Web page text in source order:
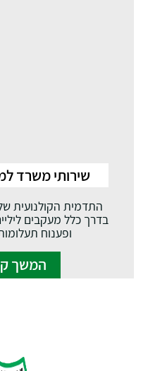
שירותי משרד
התדמית הקולנועית
בדרך כלל מעקבים
ופענוח
המשך